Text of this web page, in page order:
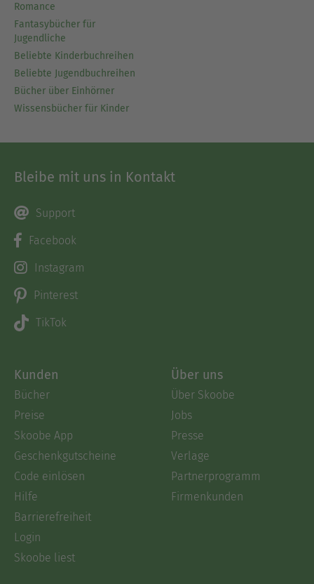
Romance
Fantasybücher für
Jugendliche
Beliebte Kinderbuchreihen
Beliebte Jugendbuchreihen
Bücher über Einhörner
Wissensbücher für Kinder
Bleibe mit uns in Kontakt
Support
Facebook
Instagram
Pinterest
TikTok
Kunden
Bücher
Preise
Skoobe App
Geschenkgutscheine
Code einlösen
Hilfe
Barrierefreiheit
Login
Skoobe liest
Über uns
Über Skoobe
Jobs
Presse
Verlage
Partnerprogramm
Firmenkunden